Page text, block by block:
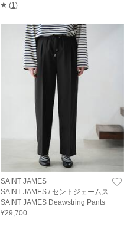
(1)
SAINT JAMES
SAINT JAMES / セントジェームス
SAINT JAMES Deawstring Pants
¥29,700